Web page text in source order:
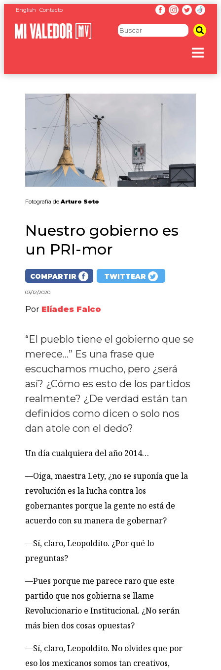
English Contacto
Fotografía deArturo Soto
Nuestro gobierno es
un PRI-mor
COMPARTIR TWITTEAR
03/12/2020
Por Elíades Falco
“El pueblo tiene el gobierno que se
merece…” Es una frase que
escuchamos mucho, pero ¿será
así? ¿Cómo es esto de los partidos
realmente? ¿De verdad están tan
definidos como dicen o solo nos
dan atole con el dedo?
Un día cualquiera del año 2014…
—Oiga, maestra Lety, ¿no se suponía que la
revolución es la lucha contra los
gobernantes porque la gente no está de
acuerdo con su manera de gobernar?
—Sí, claro, Leopoldito. ¿Por qué lo
preguntas?
—Pues porque me parece raro que este
partido que nos gobierna se llame
Revolucionario e Institucional. ¿No serán
más bien dos cosas opuestas?
—Sí, claro, Leopoldito. No olvides que por
eso los mexicanos somos tan creativos,